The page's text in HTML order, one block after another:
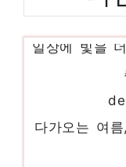
일상에 빛을
다가오는 여